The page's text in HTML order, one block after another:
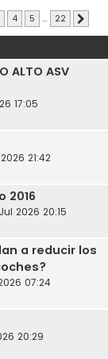
224 5 … 22
ALTO ASV
17:05
21:42
2016
2026 20:15
a reducir los
07:24
20:29